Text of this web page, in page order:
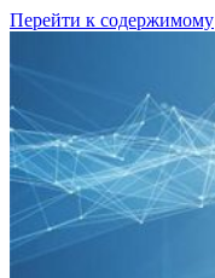
Перейти к содержимому